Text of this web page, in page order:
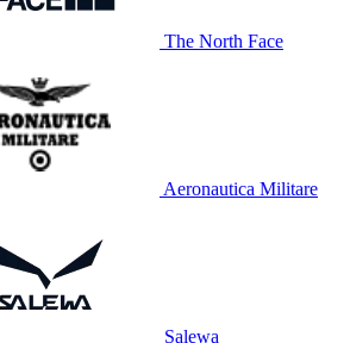
The North Face
Aeronautica Militare
Salewa